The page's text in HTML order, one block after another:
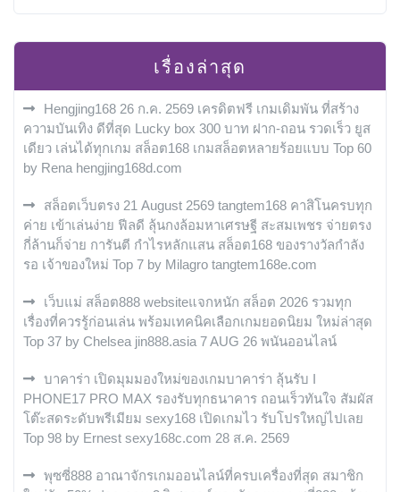
เรื่องล่าสุด
Hengjing168 26 ก.ค. 2569 เครดิตฟรี เกมเดิมพัน ที่สร้าง
ความบันเทิง ดีที่สุด Lucky box 300 บาท ฝาก-ถอน รวดเร็ว ยูส
เดียว เล่นได้ทุกเกม สล็อต168 เกมสล็อตหลายร้อยแบบ Top 60
by Rena hengjing168d.com
สล็อตเว็บตรง 21 August 2569 tangtem168 คาสิโนครบทุก
ค่าย เข้าเล่นง่าย ฟีลดี ลุ้นกงล้อมหาเศรษฐี สะสมเพชร จ่ายตรง
กี่ล้านก็จ่าย การันตี กำไรหลักแสน สล็อต168 ของรางวัลกำลัง
รอ เจ้าของใหม่ Top 7 by Milagro tangtem168e.com
เว็บแม่ สล็อต888 websiteแจกหนัก สล็อต 2026 รวมทุก
เรื่องที่ควรรู้ก่อนเล่น พร้อมเทคนิคเลือกเกมยอดนิยม ใหม่ล่าสุด
Top 37 by Chelsea jin888.asia 7 AUG 26 พนันออนไลน์
บาคาร่า เปิดมุมมองใหม่ของเกมบาคาร่า ลุ้นรับ I
PHONE17 PRO MAX รองรับทุกธนาคาร ถอนเร็วทันใจ สัมผัส
โต๊ะสดระดับพรีเมียม sexy168 เปิดเกมไว รับโปรใหญ่ไปเลย
Top 98 by Ernest sexy168c.com 28 ส.ค. 2569
พุซซี่888 อาณาจักรเกมออนไลน์ที่ครบเครื่องที่สุด สมาชิก